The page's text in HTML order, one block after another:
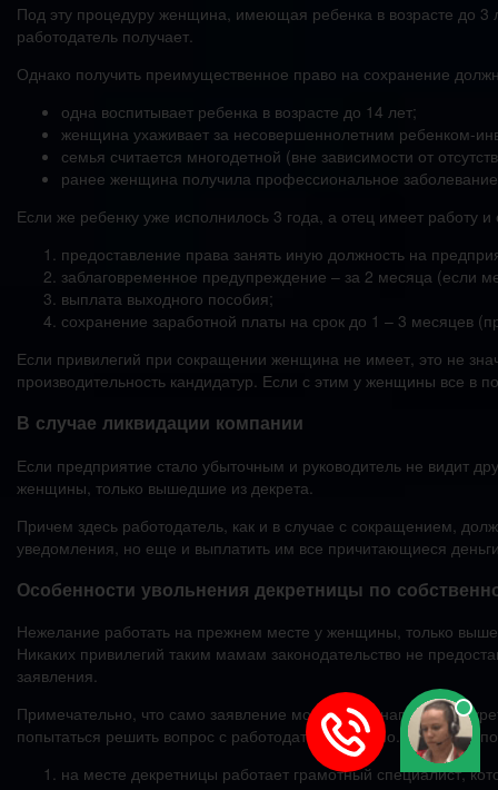
Под эту процедуру женщина, имеющая ребенка в возрасте до 3
работодатель получает.
Однако получить преимущественное право на сохранение
одна воспитывает ребенка в возрасте до 14 лет;
женщина ухаживает за несовершеннолетним ребенком-
семья считается многодетной (вне зависимости от
ранее женщина получила профессиональное
Если же ребенку уже исполнилось 3 года, а отец имеет работу
предоставление права занять иную должность на
заблаговременное предупреждение – за 2 месяца (если
выплата выходного пособия;
сохранение заработной платы на срок до 1 – 3 месяцев
Если привилегий при сокращении женщина не имеет, это не
производительность кандидатур. Если с этим у женщины все в
В случае ликвидации компании
Если предприятие стало убыточным и руководитель не видит
женщины, только вышедшие из декрета.
Причем здесь работодатель, как и в случае с сокращением,
уведомления, но еще и выплатить им все причитающиеся
Особенности увольнения декретницы по
Нежелание работать на прежнем месте у женщины, только
Никаких привилегий таким мамам законодательство не
заявления.
Примечательно, что само заявление может быть написано
попытаться решить вопрос с работодателем мирно. Он может
на месте декретницы работает грамотный специалист,